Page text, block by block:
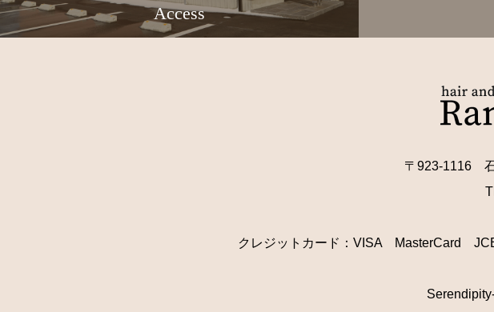
Access
〒923-1116
クレジットカード：VISA MasterCard